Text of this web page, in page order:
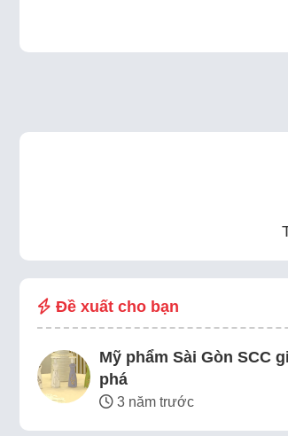
Đề xuất cho bạn
Mỹ phẩm Sài Gòn SCC
phá
3 năm trước